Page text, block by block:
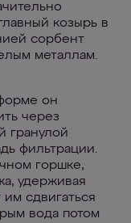
козырь в
сорбент
металлам.
он
через
гранулой
фильтрации.
горшке,
удерживая
сдвигаться
вода потом